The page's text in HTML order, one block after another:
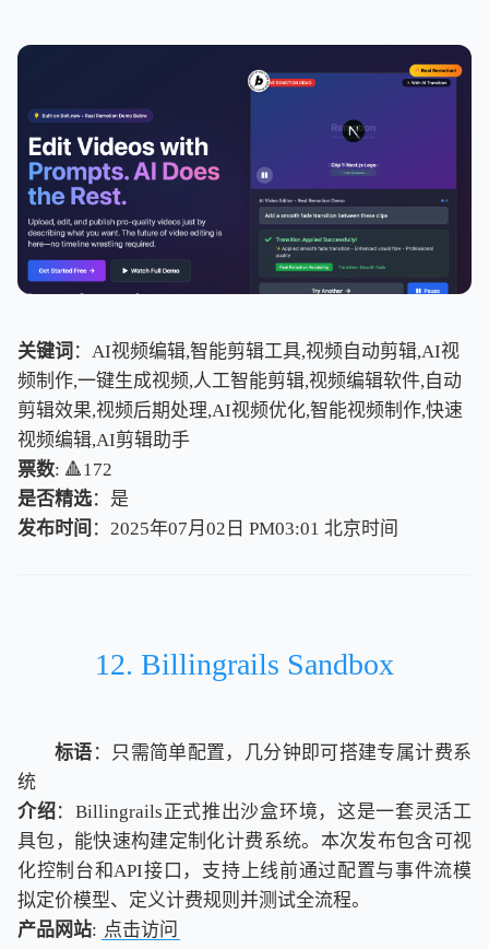
关键词 ：AI视频编辑,智能剪辑工具,视频自动剪辑,AI视
频制作,一键生成视频,人工智能剪辑,视频编辑软件,自动
剪辑效果,视频后期处理,AI视频优化,智能视频制作,快速
视频编辑,AI剪辑助手
票数: 🔺172
是否精选：是
发布时间 ：2025年07月02日 PM03:01 北京时间
北京时间
12. Billingrails Sandbox
标语 ：只需简单配置，几分钟即可搭建专属计费系
统
介绍：Billingrails正式推出沙盒环境，这是一套灵活工
具包，能快速构建定制化计费系统。本次发布包含可视
化控制台和API接口，支持上线前通过配置与事件流模
拟定价模型、定义计费规则并测试全流程。
产品网站: 点击访问